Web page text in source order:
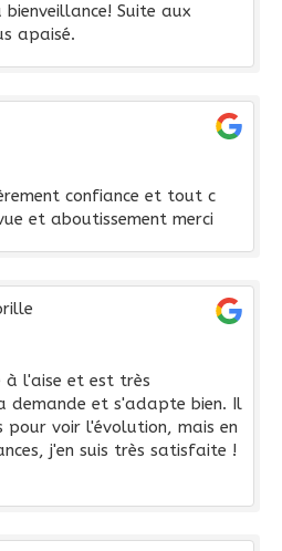
Suite aux
apaisé.
confiance et tout c
et aboutissement merci
à l'aise et est très
demande et s'adapte bien. Il
voir l'évolution, mais en
j'en suis très satisfaite !